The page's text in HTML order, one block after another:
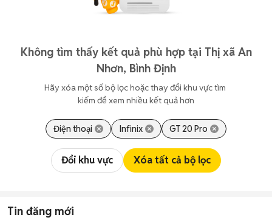
Không tìm thấy kết quả phù hợp tại Thị xã An
Nhơn, Bình Định
Hãy xóa một số bộ lọc hoặc thay đổi khu vực tìm
kiếm để xem nhiều kết quả hơn
Điện thoại Infinix GT 20 Pro
Đổi khu vực Xóa tất cả bộ lọc
Tin đăng mới